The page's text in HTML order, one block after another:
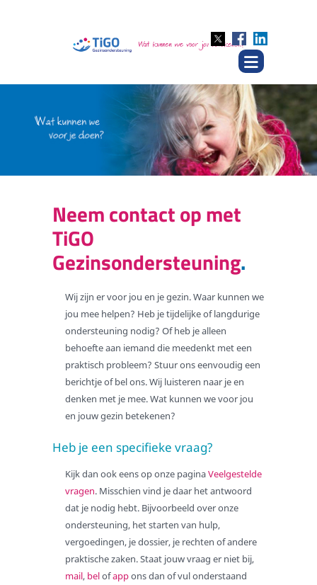
Neem contact op met
TiGO
Gezinsondersteuning
Wij zijn er voor jou en je gezin. Waar kunnen we
jou mee helpen? Heb je tijdelijke of langdurige
ondersteuning nodig? Of heb je alleen
behoefte aan iemand die meedenkt met een
praktisch probleem? Stuur ons eenvoudig een
berichtje of bel ons. Wij luisteren naar je en
denken met je mee. Wat kunnen we voor jou
en jouw gezin betekenen?
Heb je een specifieke vraag?
Kijk dan ook eens op onze paginaVeelgestelde
vragen. Misschien vind je daar het antwoord
dat je nodig hebt. Bijvoorbeeld over onze
ondersteuning, het starten van hulp,
vergoedingen, je dossier, je rechten of andere
praktische zaken. Staat jouw vraag er niet bij,
mail, belofappons dan of vul onderstaand
Ondersteuning
Bij de eerste stapjes
Bij opvoeding en gedrag
Bij zorgintensieve kinderen
Bij dyslexie
Bij dyscalculie
Bij ADD en ADHD
Bij autisme
Bij trauma
Bij hechting
Bij scheiding